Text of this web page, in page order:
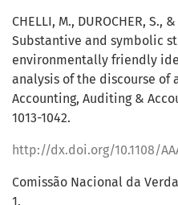
CHELLI, M., DUROCHER, S.,
Substantive and symbolic
environmentally friendly
analysis of the discourse of
Accounting, Auditing &
1013-1042.
http://dx.doi.org/10.1108/
Comissão Nacional da
1.